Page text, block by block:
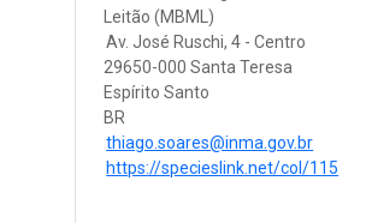
Leitão (MBML)
Av. José Ruschi, 4 - Centro
29650-000 Santa Teresa
Espírito Santo
BR
thiago.soares@inma.gov.br
https://specieslink.net/col/115